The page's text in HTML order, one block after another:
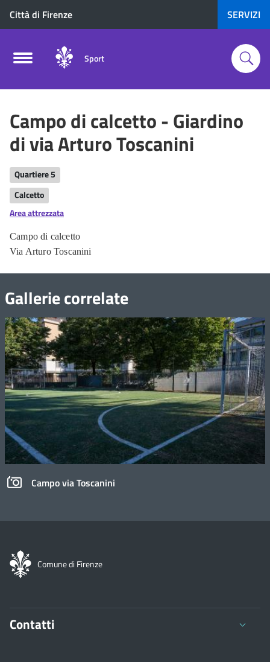
Città di Firenze SERVIZI
Sport
Campo di calcetto - Giardino
di via Arturo Toscanini
Quartiere 5
Calcetto
Area attrezzata
Campo di calcetto
Via Arturo Toscanini
Gallerie correlate
Campo via Toscanini
Comune di Firenze
Contatti